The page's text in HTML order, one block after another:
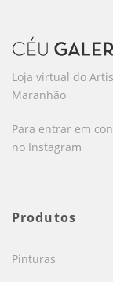
Loja virtual do
Maranhão
Para entrar em
no Instagram
Produtos
Pinturas